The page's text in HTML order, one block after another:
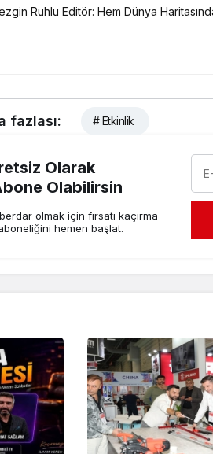
Ruhlu Editör: Hem Dünya
fazlası: # Etkinlik
Olarak
Olabilirsin
olmak için fırsatı kaçırma
hemen başlat.